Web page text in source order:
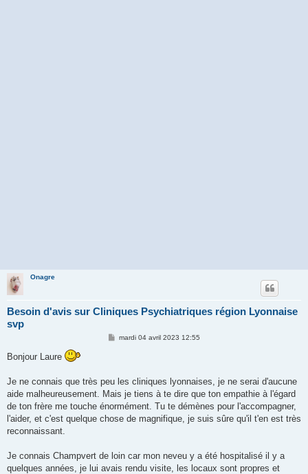
Onagre
Besoin d'avis sur Cliniques Psychiatriques région Lyonnaise
svp
M
g
e
mardi 04 avril 2023 12:55
Bonjour Laure
Je ne connais que très peu les cliniques lyonnaises, je ne serai d'aucune
aide malheureusement. Mais je tiens à te dire que ton empathie à l'égard
de ton frère me touche énormément. Tu te démènes pour l'accompagner,
l'aider, et c'est quelque chose de magnifique, je suis sûre qu'il t'en est très
reconnaissant.
Je connais Champvert de loin car mon neveu y a été hospitalisé il y a
quelques années, je lui avais rendu visite, les locaux sont propres et